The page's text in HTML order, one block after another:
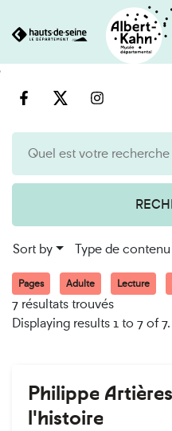
engine
Sort by Type de contenu
Pages Adulte Lecture
7 résultats trouvés
Displaying results 1 to 7 of 7.
Philippe
l'histoire
Cookies management panel